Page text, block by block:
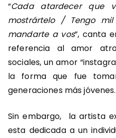
“Cada atardecer que
mostrártelo / Tengo
mandarte a vos”, canta
referencia al amor
sociales, un amor
la forma que fue
generaciones más jóvenes.
Sin embargo, la artista
esta dedicada a un